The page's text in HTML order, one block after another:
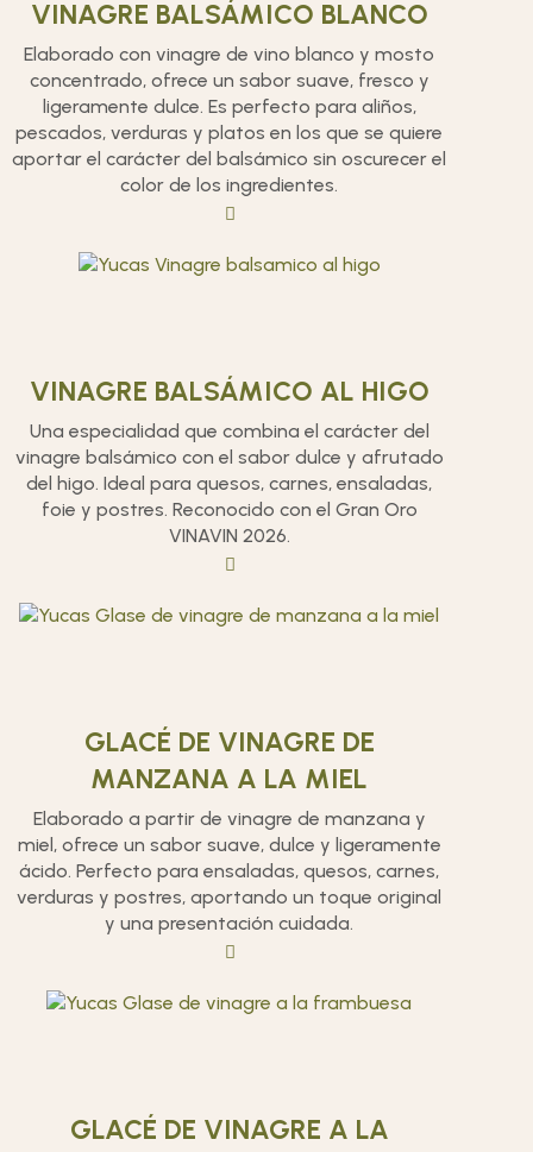
VINAGRE BALSÁMICO BLANCO
Elaborado con vinagre de vino blanco y mosto
concentrado, ofrece un sabor suave, fresco y
ligeramente dulce. Es perfecto para aliños,
pescados, verduras y platos en los que se quiere
aportar el carácter del balsámico sin oscurecer el
color de los ingredientes.
VINAGRE BALSÁMICO AL HIGO
Una especialidad que combina el carácter del
vinagre balsámico con el sabor dulce y afrutado
del higo. Ideal para quesos, carnes, ensaladas,
foie y postres. Reconocido con el Gran Oro
VINAVIN 2026.
GLACÉ DE VINAGRE DE
MANZANA A LA MIEL
Elaborado a partir de vinagre de manzana y
miel, ofrece un sabor suave, dulce y ligeramente
ácido. Perfecto para ensaladas, quesos, carnes,
verduras y postres, aportando un toque original
y una presentación cuidada.
GLACÉ DE VINAGRE A LA